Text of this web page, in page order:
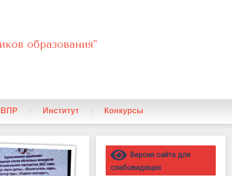
образования"
ВПР Институт Конкурсы
Правый сайдбар
Версия сайта для
слабовидящих